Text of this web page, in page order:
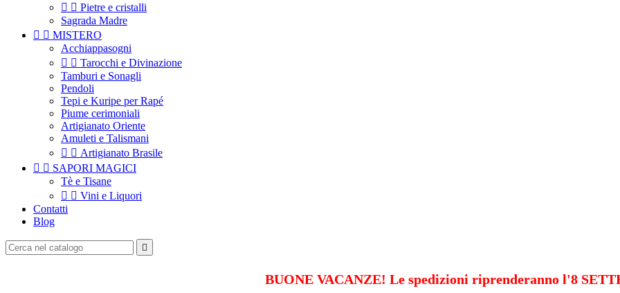
  Pietre e cristalli
Sagrada Madre
  MISTERO
Acchiappasogni
  Tarocchi e Divinazione
Tamburi e Sonagli
Pendoli
Tepi e Kuripe per Rapé
Piume cerimoniali
Artigianato Oriente
Amuleti e Talismani
  Artigianato Brasile
  SAPORI MAGICI
Tè e Tisane
  Vini e Liquori
Contatti
Blog

BUONE VACANZE! Le spedizioni riprenderanno l'8